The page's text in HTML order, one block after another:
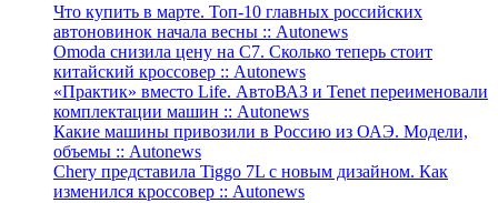
Что купить в марте. Топ-10 главных российских
автоновинок начала весны :: Autonews
Omoda снизила цену на C7. Сколько теперь стоит
китайский кроссовер :: Autonews
«Практик» вместо Life. АвтоВАЗ и Tenet переименовали
комплектации машин :: Autonews
Какие машины привозили в Россию из ОАЭ. Модели,
объемы :: Autonews
Chery представила Tiggo 7L с новым дизайном. Как
изменился кроссовер :: Autonews